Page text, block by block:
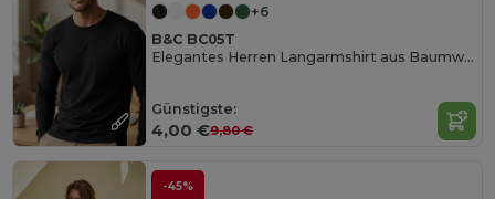
+6
B&C BC05T
Elegantes Herren Langarmshirt aus Baumwolle
Günstigste:
4,00 €9,80 €
-45%